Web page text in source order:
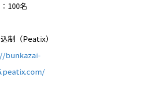
100名
制（Peatix）
bunkazai-